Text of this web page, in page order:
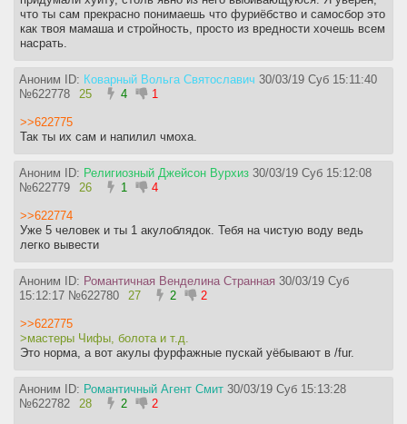
что ты сам прекрасно понимаешь что фуриёбство и самосбор это
как твоя мамаша и стройность, просто из вредности хочешь всем
насрать.
Аноним ID: Коварный Вольга Святославич 30/03/19 Суб 15:11:40
№622778 25 4 1
>>622775
Так ты их сам и напилил чмоха.
Аноним ID: Религиозный Джейсон Вурхиз 30/03/19 Суб 15:12:08
№622779 26 1 4
>>622774
Уже 5 человек и ты 1 акулоблядок. Тебя на чистую воду ведь
легко вывести
Аноним ID: Романтичная Венделина Странная 30/03/19 Суб
15:12:17 №622780 27 2 2
>>622775
>мастеры Чифы, болота и т.д.
Это норма, а вот акулы фурфажные пускай уёбывают в /fur.
Аноним ID: Романтичный Агент Смит 30/03/19 Суб 15:13:28
№622782 28 2 2